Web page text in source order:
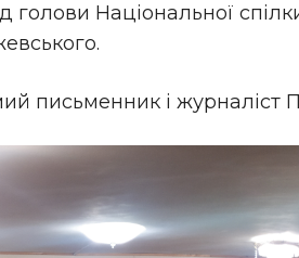
голови Національної
письменник і журналіст